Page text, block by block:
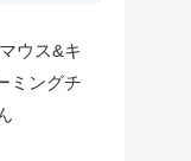
ウス&キ
ミングチ